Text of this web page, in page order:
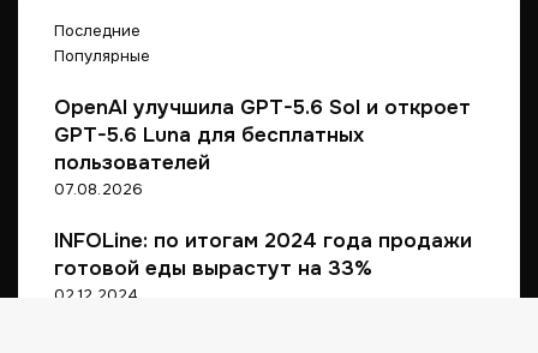
у
г
д
и
5
г
о
Последние
Популярные
OpenAI улучшила GPT-5.6 Sol и откроет
GPT-5.6 Luna для бесплатных
пользователей
07.08.2026
INFOLine: по итогам 2024 года продажи
готовой еды вырастут на 33%
02.12.2024